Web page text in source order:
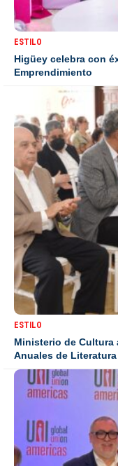
ESTILO
Higüey celebra con
Emprendimiento
ESTILO
Ministerio de Cultura
Anuales de